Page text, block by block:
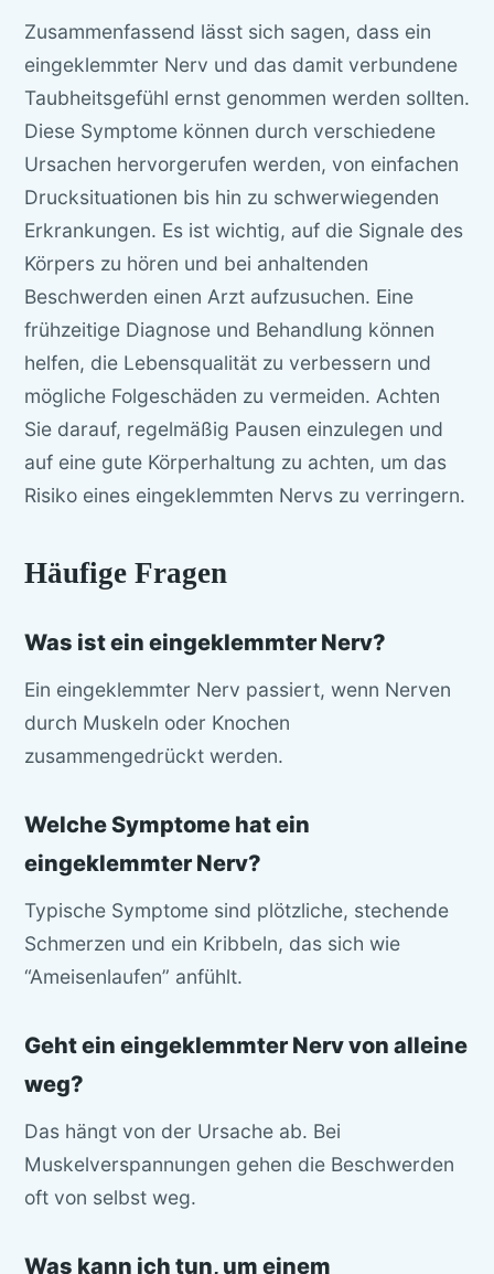
Zusammenfassend lässt sich sagen, dass ein
eingeklemmter Nerv und das damit verbundene
Taubheitsgefühl ernst genommen werden sollten.
Diese Symptome können durch verschiedene
Ursachen hervorgerufen werden, von einfachen
Drucksituationen bis hin zu schwerwiegenden
Erkrankungen. Es ist wichtig, auf die Signale des
Körpers zu hören und bei anhaltenden
Beschwerden einen Arzt aufzusuchen. Eine
frühzeitige Diagnose und Behandlung können
helfen, die Lebensqualität zu verbessern und
mögliche Folgeschäden zu vermeiden. Achten
Sie darauf, regelmäßig Pausen einzulegen und
auf eine gute Körperhaltung zu achten, um das
Risiko eines eingeklemmten Nervs zu verringern.
Häufige Fragen
Was ist ein eingeklemmter Nerv?
Ein eingeklemmter Nerv passiert, wenn Nerven
durch Muskeln oder Knochen
zusammengedrückt werden.
Welche Symptome hat ein
eingeklemmter Nerv?
Typische Symptome sind plötzliche, stechende
Schmerzen und ein Kribbeln, das sich wie
“Ameisenlaufen” anfühlt.
Geht ein eingeklemmter Nerv von alleine
weg?
Das hängt von der Ursache ab. Bei
Muskelverspannungen gehen die Beschwerden
oft von selbst weg.
Was kann ich tun, um einem